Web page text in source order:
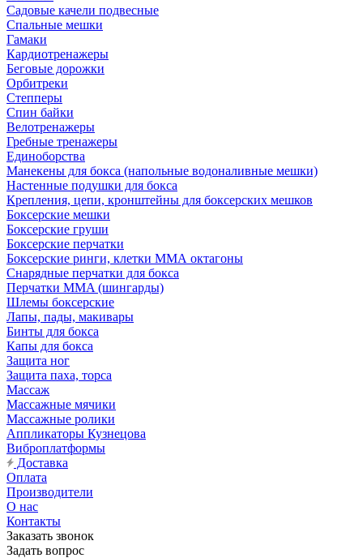
Садовые качели подвесные
Спальные мешки
Гамаки
Кардиотренажеры
Беговые дорожки
Орбитреки
Степперы
Спин байки
Велотренажеры
Гребные тренажеры
Единоборства
Манекены для бокса (напольные водоналивные мешки)
Настенные подушки для бокса
Крепления, цепи, кронштейны для боксерских мешков
Боксерские мешки
Боксерские груши
Боксерские перчатки
Боксерские ринги, клетки ММА октагоны
Снарядные перчатки для бокса
Перчатки MMA (шингарды)
Шлемы боксерские
Лапы, пады, макивары
Бинты для бокса
Капы для бокса
Защита ног
Защита паха, торса
Массаж
Массажные мячики
Массажные ролики
Аппликаторы Кузнецова
Виброплатформы
Доставка
Оплата
Производители
О нас
Контакты
Заказать звонок
Задать вопрос